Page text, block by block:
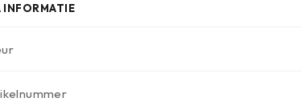
INFORMATIE